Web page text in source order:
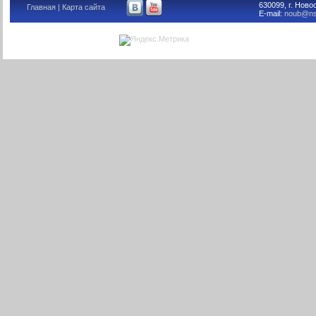
630099, г.
E-mail:
Главная Карта сайта